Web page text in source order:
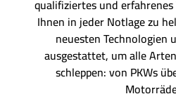
qualifiziertes und
Ihnen in jeder Notlage zu
neuesten Technologien
ausgestattet, um alle
schleppen: von PKWs